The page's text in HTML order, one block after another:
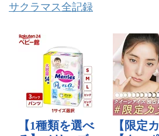
サクラマス全記録